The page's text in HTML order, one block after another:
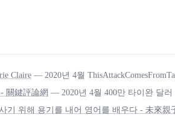
Claire — 2020년 4월
關鍵評論網 — 2020년 4월 400만 타이완 달
기 위해 용기를 내어 영어를 배우다 - 未來親